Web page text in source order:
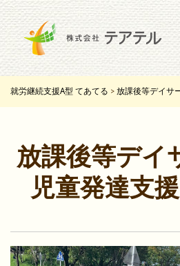
就労継続支援A型 てあてる > 放課後等デイサ
放課後等デイ
児童発達支援